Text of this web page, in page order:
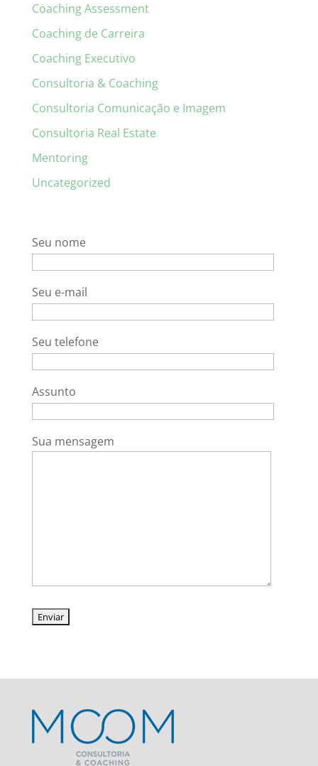
Coaching Assessment
Coaching de Carreira
Coaching Executivo
Consultoria & Coaching
Consultoria Comunicação e Imagem
Consultoria Real Estate
Mentoring
Uncategorized
Seu nome
Seu e-mail
Seu telefone
Assunto
Sua mensagem